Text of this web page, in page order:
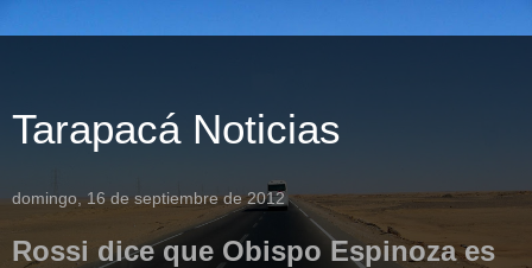
Tarapacá Noticias
domingo, 16 de septiembre de 2012
Rossi dice que Obispo Espinoza es